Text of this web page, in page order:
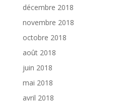
décembre 2018
novembre 2018
octobre 2018
août 2018
juin 2018
mai 2018
avril 2018